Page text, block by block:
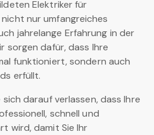
Elektriker für
nur umfangreiches
jahrelange Erfahrung in der
sorgen dafür, dass Ihre
funktioniert, sondern auch
erfüllt.
darauf verlassen, dass Ihre
schnell und
wird, damit Sie Ihr